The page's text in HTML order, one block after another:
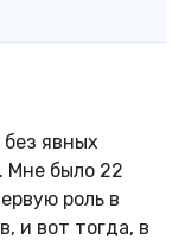
без явных
Мне было 22
роль в
и вот тогда, в